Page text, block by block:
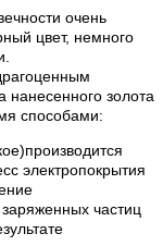
очень
цвет, немного
золота
способами:
электропокрытия
частиц